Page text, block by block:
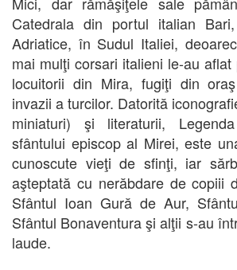
Catedrala din portul italian
Adriatice, în Sudul Italiei,
mai mulţi corsari italieni le-au
locuitorii din Mira, fugiţi din
invazii a turcilor. Datorită
miniaturi) şi literaturii,
sfântului episcop al Mirei, este
cunoscute vieţi de sfinţi, iar
aşteptată cu nerăbdare de copiii
Sfântul Ioan Gură de Aur,
Sfântul Bonaventura şi alţii s-au
laude.